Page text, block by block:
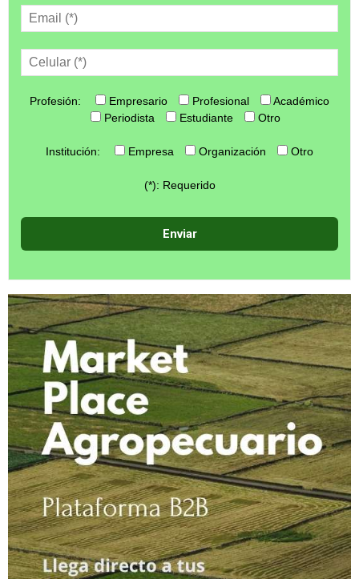
Profesión: Empresario Profesional
Académico
Periodista
Estudiante Otro
Institución: Empresa Organización Otro
(*): Requerido